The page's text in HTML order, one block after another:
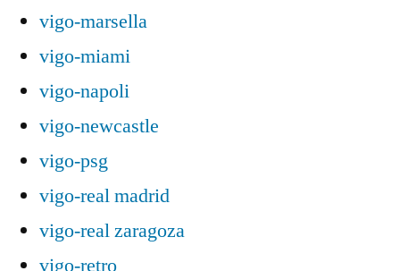
vigo-marsella
vigo-miami
vigo-napoli
vigo-newcastle
vigo-psg
vigo-real madrid
vigo-real zaragoza
vigo-retro